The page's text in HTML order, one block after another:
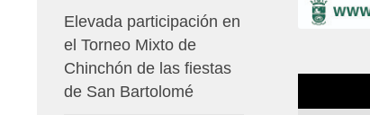
Elevada participación en
el Torneo Mixto de
Chinchón de las fiestas
de San Bartolomé